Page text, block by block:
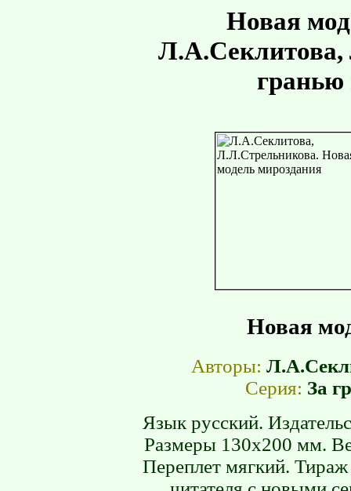
Новая
Л.А.Секлитова,
гранью
Новая
Авторы:
Серия: За
Язык русский.
Размеры 130х200 мм.
Переплет мягкий.